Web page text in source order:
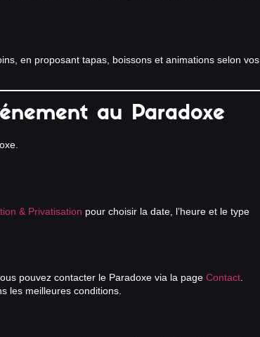
en proposant tapas, boissons et animations selon vos
au Paradoxe
& Privatisation pour choisir la date, l’heure et le type
pouvez contacter le Paradoxe via la page Contact
les meilleures conditions.